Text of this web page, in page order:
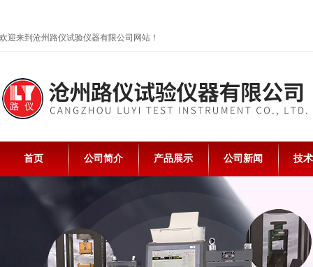
欢迎来到沧州路仪试验仪器有限公司网站！
首页 公司简介 产品展示 公司新闻 技